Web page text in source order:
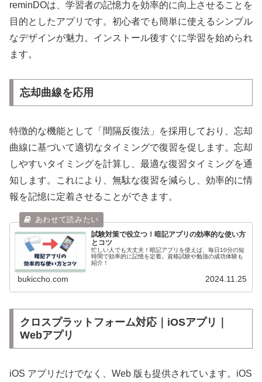
reminDOは、学習者の記憶力を効率的に向上させることを
目的としたアプリです。初心者でも簡単に使えるシンプル
なデザインが魅力。インストール後すぐに学習を始められ
ます。
忘却曲線を応用
特徴的な機能として「間隔反復法」を採用しており、忘却
曲線に基づいて適切なタイミングで復習を促します。忘却
しやすいタイミングを計算し、最適な復習タイミングを通
知します。これにより、無駄な復習を減らし、効率的に情
報を記憶に定着させることができます。
試験対策で役立つ！暗記アプリの効率的な使い方
とコツ
忙しい人でも大丈夫！暗記アプリを使えば、毎日10分の短
時間で効率的に記憶を定着。資格試験や勉強の成功体験も
紹介！
bukiccho.com 2024.11.25
クロスプラットフォーム対応｜iOSアプリ｜
Webアプリ
iOS アプリだけでなく、Web 版も提供されています。iOS